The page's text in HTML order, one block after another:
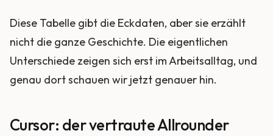
Diese Tabelle gibt die Eckdaten, aber sie erzählt
nicht die ganze Geschichte. Die eigentlichen
Unterschiede zeigen sich erst im Arbeitsalltag, und
genau dort schauen wir jetzt genauer hin.
Cursor: der vertraute Allrounder